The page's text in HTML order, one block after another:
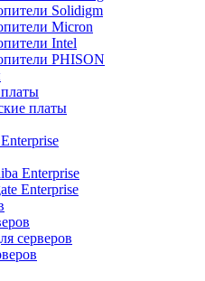
Solidigm
Micron
Intel
PHISON
платы
Enterprise
Enterprise
серверов